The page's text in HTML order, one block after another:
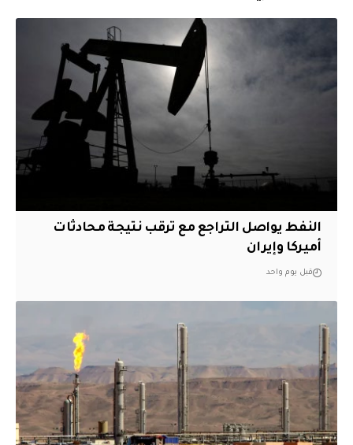
النفط يواصل التراجع مع ترقب نتيجة محادثات
أميركا وإيران
قبل يوم واحد